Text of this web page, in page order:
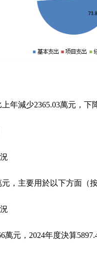
年減少2365.03萬元，
，主要用於以下方面（
元，2024年度決算